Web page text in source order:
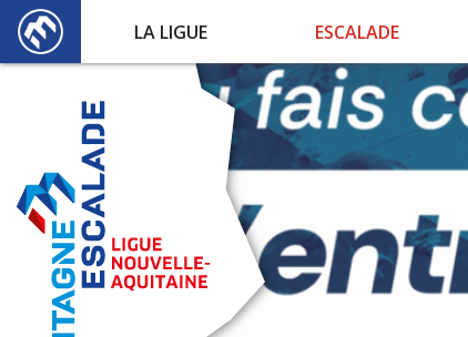
LA LIGUE ESCALADE